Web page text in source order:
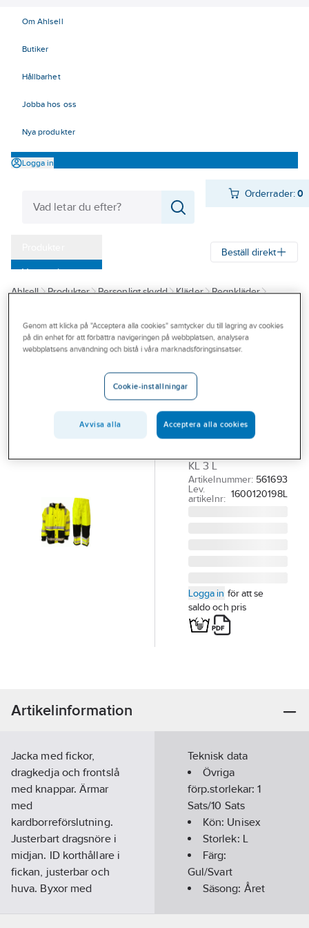
Om Ahlsell
Butiker
Hållbarhet
Jobba hos oss
Nya produkter
Logga in
Orderrader:0
Varumärken
Kampanjer
Outlet
Branscher
Beställ direkt
Ahlsell Produkter Personligt skydd Kläder
Regnkläder
ABEKO
Regnställ
Abeko 160012
Tony
REGNSTÄLL ABEKO
KL 3 L
Artikelnummer: 561693
Lev.
artikelnr: 1600120198L
Logga in för att se
saldo och pris
Artikelinformation
Jacka med fickor,
dragkedja och frontslå
med knappar. Ärmar
med
kardborreförslutning.
Justerbart dragsnöre i
midjan. ID korthållare i
fickan, justerbar och
huva. Byxor med
Teknisk data
Övriga
förp.storlekar:1
Sats/10 Sats
Kön: Unisex
Storlek: L
Färg:
Gul/Svart
Säsong: Året
Genom att klicka på "Acceptera alla cookies" samtycker du till lagring av cookies
på din enhet för att förbättra navigeringen på webbplatsen, analysera
webbplatsens användning och bistå i våra marknadsföringsinsatser.
Cookie-inställningar
Avvisa alla Acceptera alla cookies